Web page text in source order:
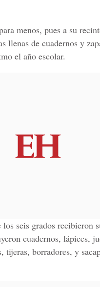
menos, pues a su
llenas de cuadernos y
el año escolar.
seis grados recibieron
cuadernos, lápices,
tijeras, borradores, y